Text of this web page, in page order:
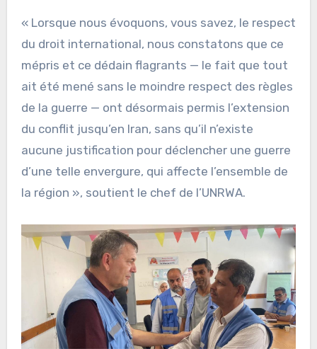
« Lorsque nous évoquons, vous savez, le respect
du droit international, nous constatons que ce
mépris et ce dédain flagrants — le fait que tout
ait été mené sans le moindre respect des règles
de la guerre — ont désormais permis l’extension
du conflit jusqu’en Iran, sans qu’il n’existe
aucune justification pour déclencher une guerre
d’une telle envergure, qui affecte l’ensemble de
la région », soutient le chef de l’UNRWA.